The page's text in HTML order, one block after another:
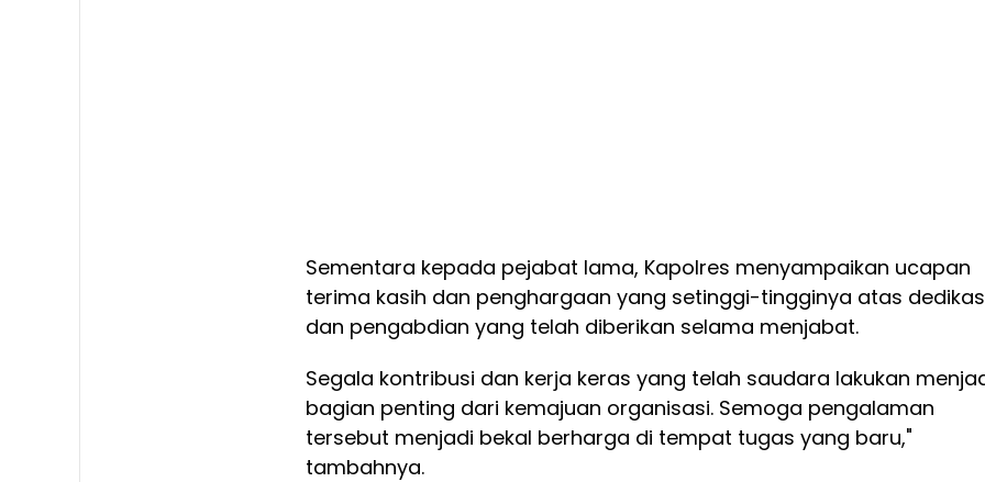
Sementara kepada pejabat lama, Kapolres menyampaikan ucapan
terima kasih dan penghargaan yang setinggi-tingginya atas
dan pengabdian yang telah diberikan selama menjabat.
Segala kontribusi dan kerja keras yang telah saudara lakukan
bagian penting dari kemajuan organisasi. Semoga pengalaman
tersebut menjadi bekal berharga di tempat tugas yang baru,"
tambahnya.